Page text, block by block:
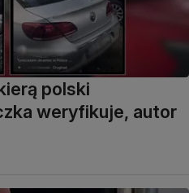
polski
weryfikuje, autor